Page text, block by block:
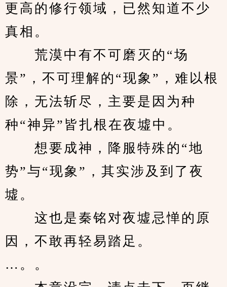
更高的修行领域，已然知道不少
真相。
荒漠中有不可磨灭的“场
景”，不可理解的“现象”，难以根
除，无法斩尽，主要是因为种
种“神异”皆扎根在夜墟中。
想要成神，降服特殊的“地
势”与“现象”，其实涉及到了夜
墟。
这也是秦铭对夜墟忌惮的原
因，不敢再轻易踏足。
…。。